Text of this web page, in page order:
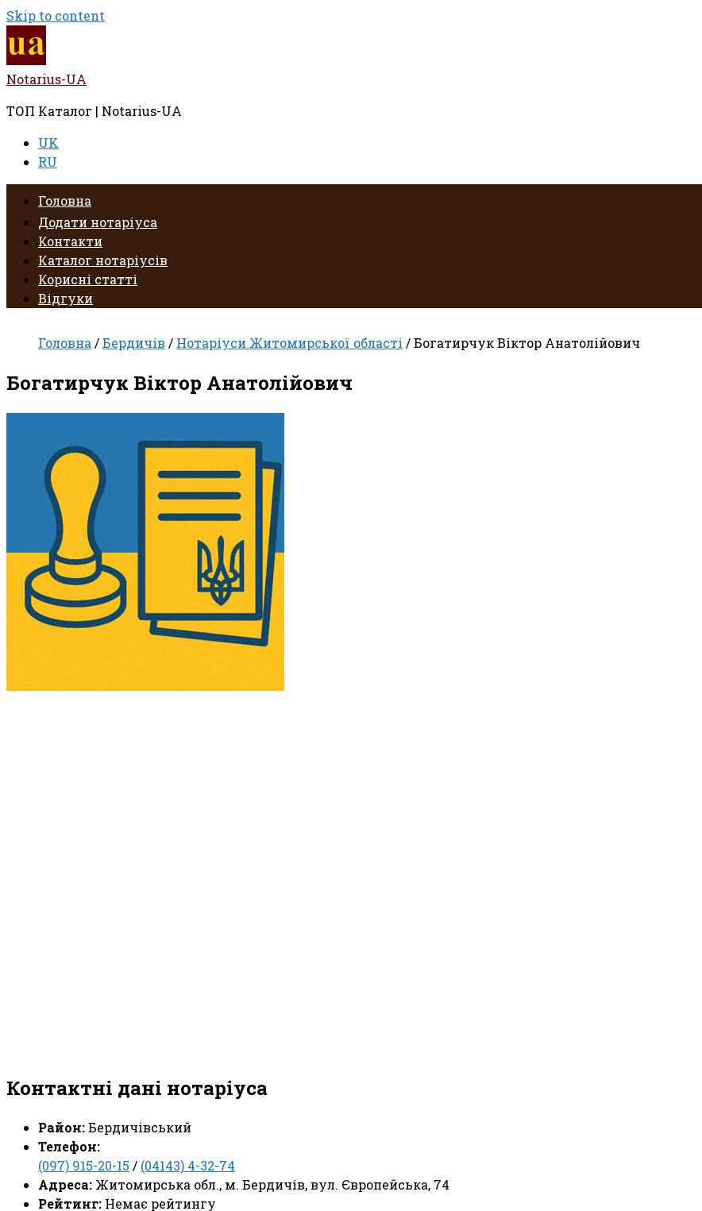
Skip to content
Notarius-UA
ТОП Каталог | Notarius-UA
UK
RU
Головна
Додати нотаріуса
Контакти
Каталог нотаріусів
Корисні статті
Відгуки
Головна /Бердичів / Нотаріуси Житомирської області / Богатирчук Віктор Анатолійович
Богатирчук Віктор Анатолійович
Контактні дані нотаріуса
Район:Бердичівський
Телефон:
(097) 915-20-15 / (04143) 4-32-74
Адреса: Житомирська обл., м. Бердичів, вул. Європейська, 74
Рейтинг: Немає рейтингу